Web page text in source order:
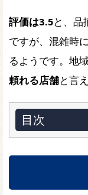
評価は3.5と、品
ですが、混雑時
るようです。地
頼れる店舗と言
目次